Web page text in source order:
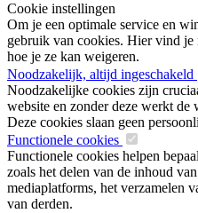
Cookie instellingen
Om je een optimale service en
gebruik van cookies. Hier vind je
hoe je ze kan weigeren.
Noodzakelijk, altijd ingeschakeld
Noodzakelijke cookies zijn
website en zonder deze werkt de
Deze cookies slaan geen
Functionele cookies
Functionele cookies helpen
zoals het delen van de inhoud
mediaplatforms, het verzamelen
van derden.